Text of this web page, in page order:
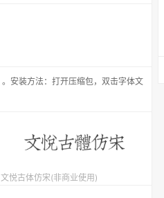
。安装方法：打开压缩包，双击字体文
文悦古体仿宋(非商业使用)